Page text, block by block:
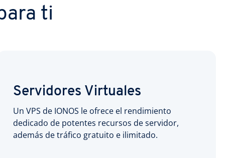
ti
Servidores Virtuales
Un VPS de IONOS le ofrece el rendimiento
dedicado de potentes recursos de servidor,
además de tráfico gratuito e ilimitado.